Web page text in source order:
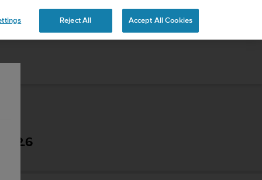
- 2.6
Reject All Accept All Cookies